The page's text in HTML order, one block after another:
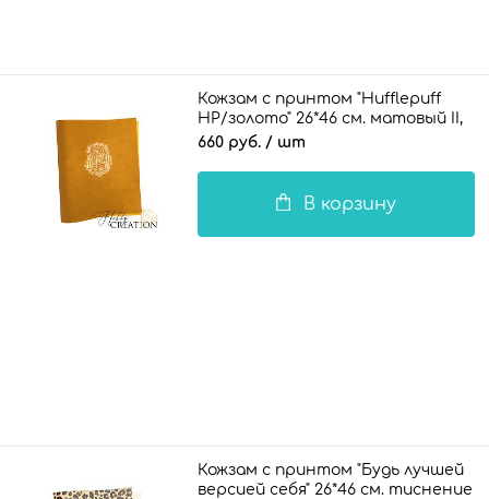
Кожзам с принтом "Hufflepuff
HP/золото" 26*46 см. матовый II,
охра
660 руб. / шт
В корзину
Кожзам с принтом "Будь лучшей
версией себя" 26*46 см. тиснение